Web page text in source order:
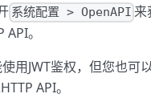
系统配置 > OpenAPI
。
用JWT鉴权，但您也可
API。